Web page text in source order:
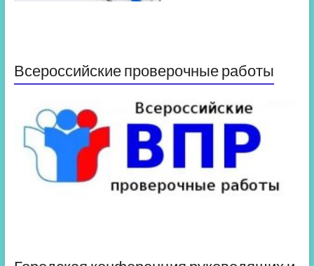
Всероссийские проверочные работы